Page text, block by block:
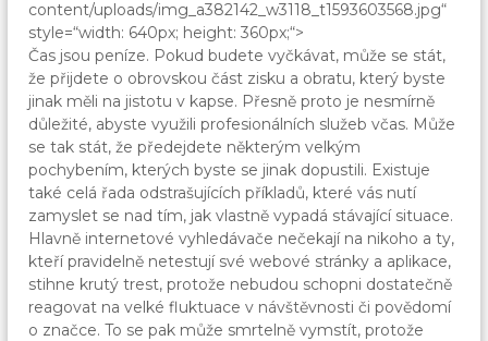
content/uploads/img_a382142_w3118_t1593603568.jpg“
style=“width: 640px; height: 360px;“>
Čas jsou peníze. Pokud budete vyčkávat, může se stát,
že přijdete o obrovskou část zisku a obratu, který byste
jinak měli na jistotu v kapse. Přesně proto je nesmírně
důležité, abyste využili profesionálních služeb včas. Může
se tak stát, že předejdete některým velkým
pochybením, kterých byste se jinak dopustili. Existuje
také celá řada odstrašujících příkladů, které vás nutí
zamyslet se nad tím, jak vlastně vypadá stávající situace.
Hlavně internetové vyhledávače nečekají na nikoho a ty,
kteří pravidelně netestují své webové stránky a aplikace,
stihne krutý trest, protože nebudou schopni dostatečně
reagovat na velké fluktuace v návštěvnosti či povědomí
o značce. To se pak může smrtelně vymstít, protože